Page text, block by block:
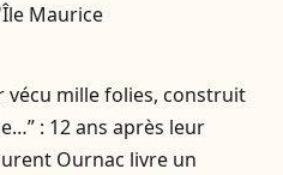
Maurice
vécu mille folies, construit
: 12 ans après leur
Ournac livre un